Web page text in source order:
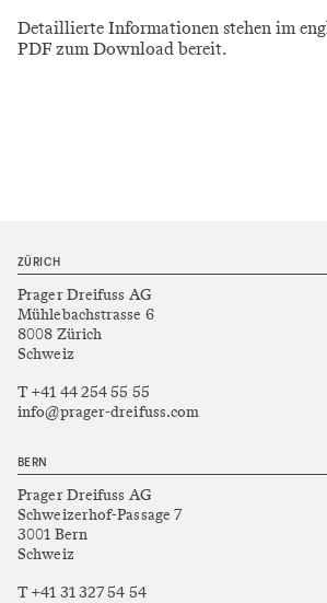
Detaillierte Informationen stehen im
PDF zum Download bereit.
ZÜRICH
Prager Dreifuss AG
Mühlebachstrasse 6
8008 Zürich
Schweiz
T +41 44 254 55 55
info@prager-dreifuss.com
BERN
Prager Dreifuss AG
Schweizerhof-Passage 7
3001 Bern
Schweiz
T +41 31 327 54 54